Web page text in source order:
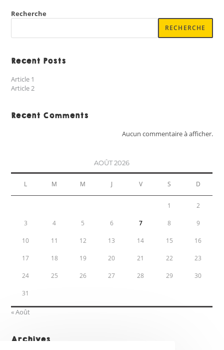
Recherche
RECHERCHE
Recent Posts
Article 1
Article 2
Recent Comments
Aucun commentaire à afficher.
AOÛT 2026
L M M J V S D
1 2
3 4 5 6 7 8 9
10 11 12 13 14 15 16
17 18 19 20 21 22 23
24 25 26 27 28 29 30
31
« Août
Archives